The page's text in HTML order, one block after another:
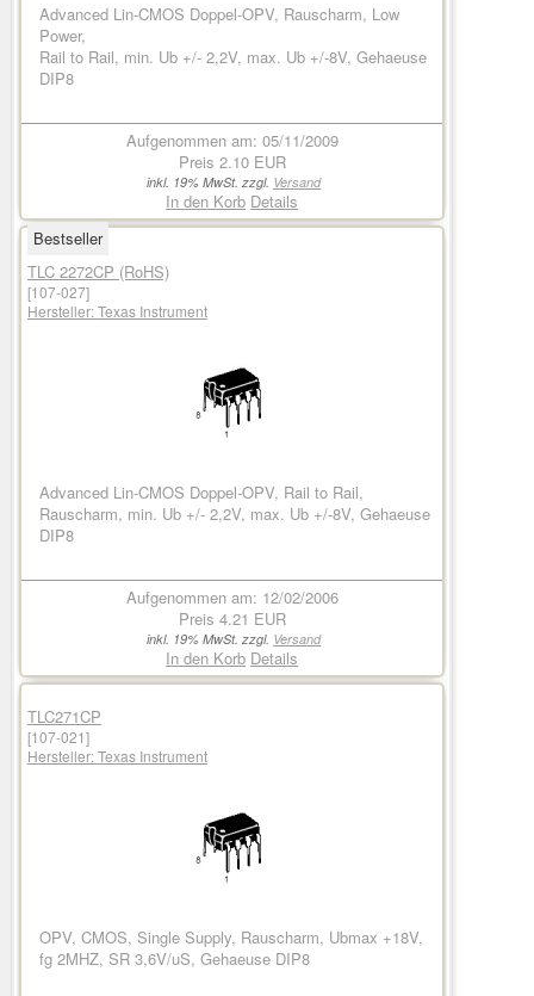
Advanced Lin-CMOS Doppel-OPV, Rauscharm, Low
Power,
Rail to Rail, min. Ub +/- 2,2V, max. Ub +/-8V, Gehaeuse
DIP8
Aufgenommen am: 05/11/2009
Preis 2.10 EUR
inkl. 19% MwSt. zzgl. Versand
In den Korb Details
Bestseller
TLC 2272CP (RoHS)
[107-027]
Hersteller:Texas Instrument
Advanced Lin-CMOS Doppel-OPV, Rail to Rail,
Rauscharm, min. Ub +/- 2,2V, max. Ub +/-8V, Gehaeuse
DIP8
Aufgenommen am: 12/02/2006
Preis 4.21 EUR
inkl. 19% MwSt. zzgl. Versand
In den Korb Details
TLC271CP
[107-021]
Hersteller:Texas Instrument
OPV, CMOS, Single Supply, Rauscharm, Ubmax +18V,
fg 2MHZ, SR 3,6V/uS, Gehaeuse DIP8